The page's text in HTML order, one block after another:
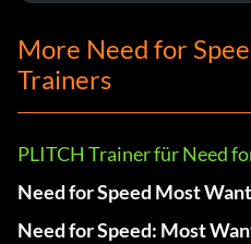
More Need for
Trainers
PLITCH Trainer für Need
Need for Speed Most
Need for Speed: Most